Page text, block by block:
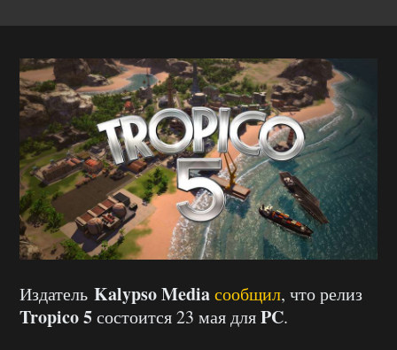
Издатель Kalypso Mediaсообщил, что релиз
Tropico 5состоится 23 мая дляPC.